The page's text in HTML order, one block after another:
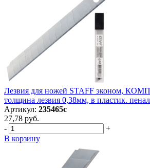
Лезвия для ножей STAFF эконом,
толщина лезвия 0,38мм, в пластик.
Артикул: 235465с
27,78 руб.
-
+
В корзину